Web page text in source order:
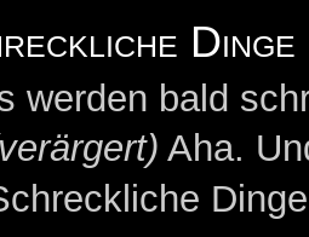
Dinge
werden bald
Aha.